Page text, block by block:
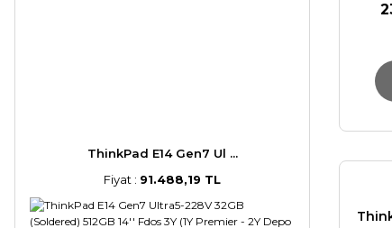
ThinkPad E14 Gen7 Ul ...
Fiyat : 91.488,19 TL